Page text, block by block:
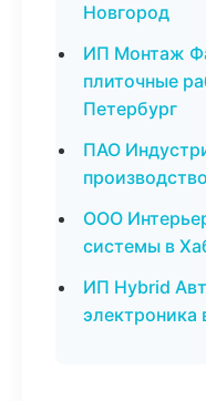
Новгород
ИП Монтаж
плиточные
Петербург
ПАО
ООО
системы в
ИП Hybrid
электроника